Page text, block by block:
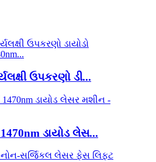
ઉપકરણો ડી...
ડાયોડ લેસ...